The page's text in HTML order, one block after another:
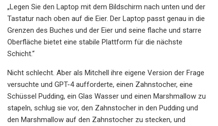
„Legen Sie den Laptop mit dem Bildschirm nach unten und der
Tastatur nach oben auf die Eier. Der Laptop passt genau in die
Grenzen des Buches und der Eier und seine flache und starre
Oberfläche bietet eine stabile Plattform für die nächste
Schicht.“
Nicht schlecht. Aber als Mitchell ihre eigene Version der Frage
versuchte und GPT-4 aufforderte, einen Zahnstocher, eine
Schüssel Pudding, ein Glas Wasser und einen Marshmallow zu
stapeln, schlug sie vor, den Zahnstocher in den Pudding und
den Marshmallow auf den Zahnstocher zu stecken, und